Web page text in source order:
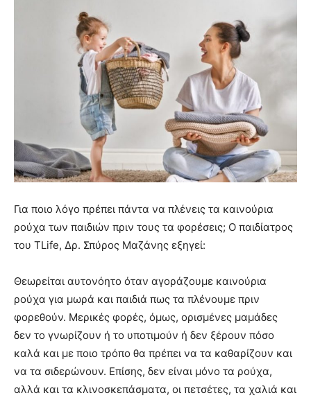
Για ποιο λόγο πρέπει πάντα να πλένεις τα καινούρια
ρούχα των παιδιών πριν τους τα φορέσεις; Ο παιδίατρος
του TLife, Δρ. Σπύρος Μαζάνης εξηγεί:
Θεωρείται αυτονόητο όταν αγοράζουμε καινούρια
ρούχα για μωρά και παιδιά πως τα πλένουμε πριν
φορεθούν. Μερικές φορές, όμως, ορισμένες μαμάδες
δεν το γνωρίζουν ή το υποτιμούν ή δεν ξέρουν πόσο
καλά και με ποιο τρόπο θα πρέπει να τα καθαρίζουν και
να τα σιδερώνουν. Επίσης, δεν είναι μόνο τα ρούχα,
αλλά και τα κλινοσκεπάσματα, οι πετσέτες, τα χαλιά και